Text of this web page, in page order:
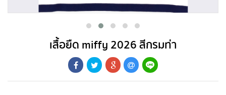
เสื้อยืด miffy 2026 สีกรมท่า